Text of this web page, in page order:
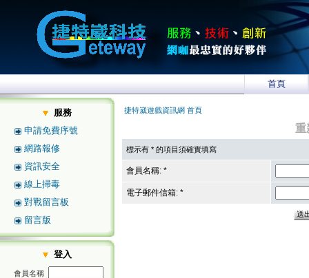
首頁
服務
申請免費序號
網路報修
資訊安全
線上掃毒
對戰留言板
留言版
登入
會員名稱
捷特崴遊戲資訊網 首頁
重
標示有 * 的項目須確實填寫
會員名稱: *
電子郵件信箱: *